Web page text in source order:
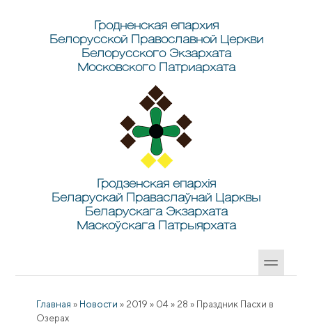
Гродненская епархия
Белорусской Православной Церкви
Белорусского Экзархата
Московского Патриархата
Гродзенская епархія
Беларускай Праваслаўнай Царквы
Беларускага Экзархата
Маскоўскага Патрыярхата
Главная » Новости » 2019 » 04 » 28 » Праздник Пасхи в
Озерах